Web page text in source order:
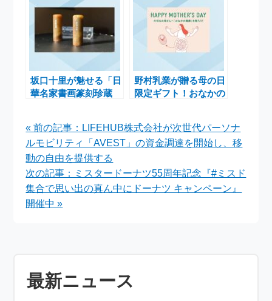
坂口十里が魅せる「日
華名家書画篆刻珍蔵
野村乳業が贈る母の日
限定ギフト！おなかの
« 前の記事：LIFEHUB株式会社が次世代パーソナ
ルモビリティ「AVEST」の資金調達を開始し、移
動の自由を提供する
次の記事：ミスタードーナツ55周年記念『#ミスド
集合で思い出の真ん中にドーナツ キャンペーン』
開催中 »
最新ニュース